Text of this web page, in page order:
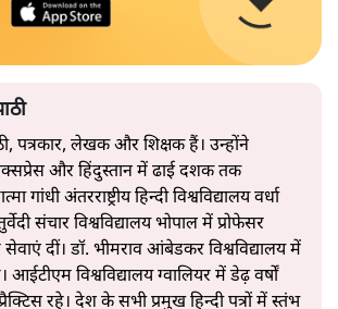
पत्रकार, लेखक और शिक्षक हैं। उन्होंने
और हिंदुस्तान में ढाई दशक तक
गांधी अंतरराष्ट्रीय हिन्दी विश्वविद्यालय वर्धा
संचार विश्वविद्यालय भोपाल में प्रोफेसर
दीं। डॉ. भीमराव आंबेडकर विश्वविद्यालय में
विश्वविद्यालय ग्वालियर में डेढ़ वर्षों
रहे। देश के सभी प्रमुख हिन्दी पत्रों में स्तंभ